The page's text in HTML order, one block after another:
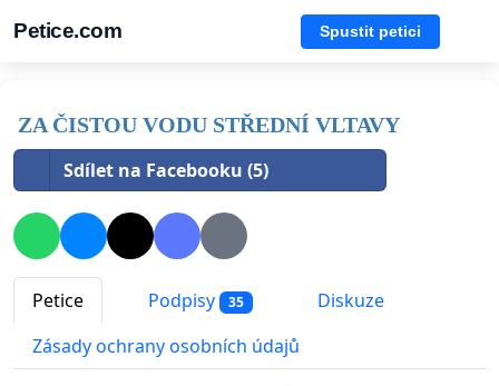
Petice.com Spustit petici
ZA ČISTOU VODU STŘEDNÍ VLTAVY
Sdílet na Facebooku (5)
Petice Podpisy 35
Diskuze
Zásady ochrany osobních údajů